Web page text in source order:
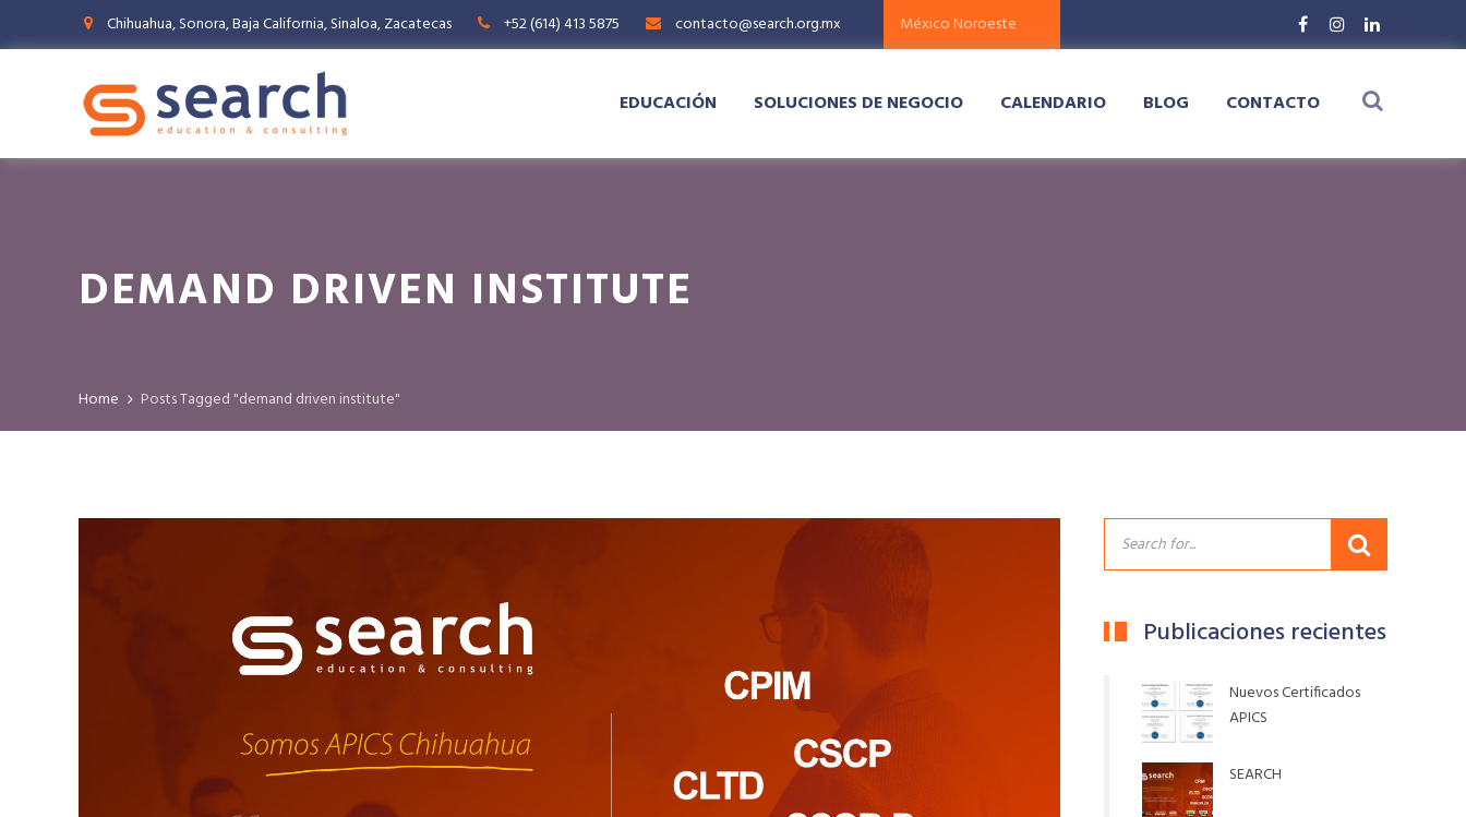
Chihuahua, Sonora, Baja California, Sinaloa, Zacatecas +52 (614) 413 5875 contacto@search.org.mx
EDUCACIÓN SOLUCIONES DE NEGOCIO CALENDARIO BLOG CONTACTO
DEMAND DRIVEN INSTITUTE
Home Posts Tagged "demand driven institute"
Publicaciones recientes
Nuevos Certificados
APICS
SEARCH